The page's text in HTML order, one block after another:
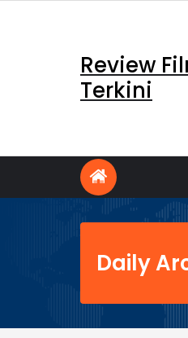
Review
Terkini
Daily